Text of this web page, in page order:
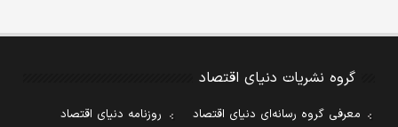
گروه نشریات دنیای اقتصاد
معرفی گروه رسانه‌ای دنیای اقتصاد
روزنامه دنیای اقتصاد